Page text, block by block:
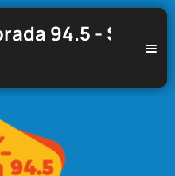
94.5 - Santa